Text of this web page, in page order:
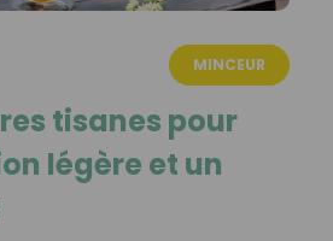
MINCEUR
tisanes pour
légère et un